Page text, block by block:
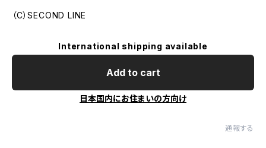
（C）SECOND LINE
International shipping available
Add to cart
日本国内にお住まいの方向け
通報する